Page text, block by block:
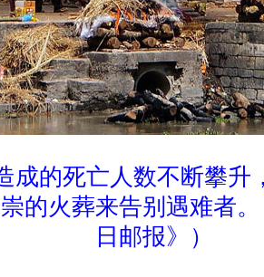
成的死亡人数不断攀升
的火葬来告别遇难者
日邮报》）